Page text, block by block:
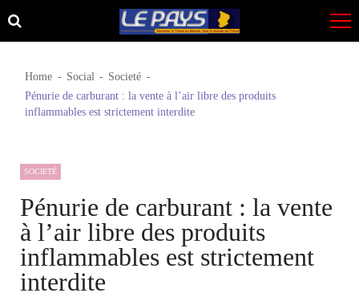
Skip
to
Skip
to
Home Social
Societé
Pénurie de carburant : la vente à l’air libre des produits
inflammables est strictement interdite
SOCIETÉ
Pénurie de carburant : la vente
à l’air libre des produits
inflammables est strictement
interdite